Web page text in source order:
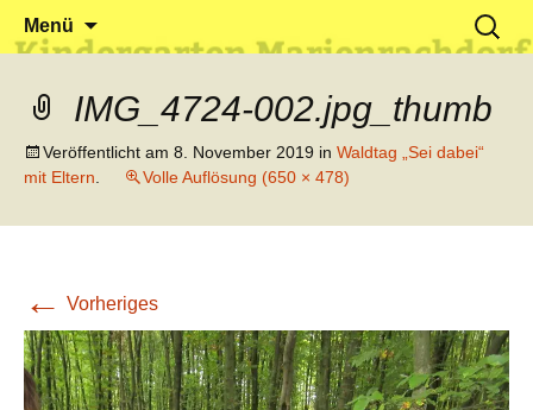
Kindergarten Marienrachdorf
Klein reingehen – Groß rauskommen
Menü
Suchen
nach:
IMG_4724-002.jpg_thumb
Veröffentlicht am 8. November 2019 in Waldtag „Sei dabei“
mit Eltern
Volle Auflösung (650 × 478)
← Vorheriges